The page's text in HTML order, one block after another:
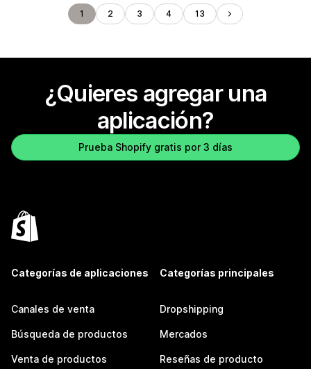
1 2 3 4 13
¿Quieres agregar una
aplicación?
Prueba Shopify gratis por 3 días
Categorías de aplicaciones
Canales de venta
Búsqueda de productos
Venta de productos
Categorías principales
Dropshipping
Mercados
Reseñas de producto